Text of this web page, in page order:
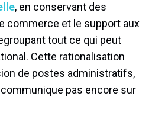
, en conservant des
commerce et le support aux
tout ce qui peut
Cette rationalisation
de postes administratifs,
pas encore sur